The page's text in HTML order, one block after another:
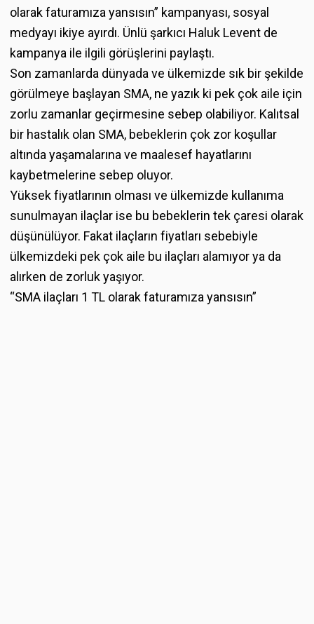
olarak faturamıza yansısın” kampanyası, sosyal
medyayı ikiye ayırdı. Ünlü şarkıcı Haluk Levent de
kampanya ile ilgili görüşlerini paylaştı.
Son zamanlarda dünyada ve ülkemizde sık bir şekilde
görülmeye başlayan SMA, ne yazık ki pek çok aile için
zorlu zamanlar geçirmesine sebep olabiliyor. Kalıtsal
bir hastalık olan SMA, bebeklerin çok zor koşullar
altında yaşamalarına ve maalesef hayatlarını
kaybetmelerine sebep oluyor.
Yüksek fiyatlarının olması ve ülkemizde kullanıma
sunulmayan ilaçlar ise bu bebeklerin tek çaresi olarak
düşünülüyor. Fakat ilaçların fiyatları sebebiyle
ülkemizdeki pek çok aile bu ilaçları alamıyor ya da
alırken de zorluk yaşıyor.
“SMA ilaçları 1 TL olarak faturamıza yansısın”